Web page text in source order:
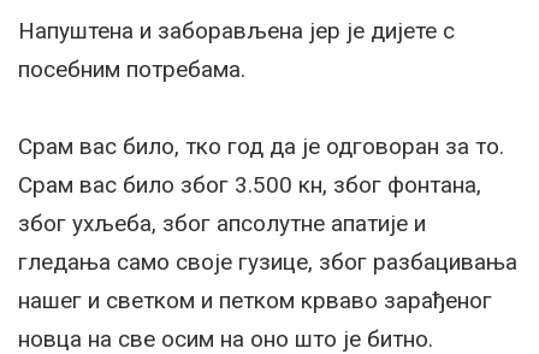
Напуштена и заборављена јер је дијете с
посебним потребама.
Срам вас било, тко год да је одговоран за то.
Срам вас било због 3.500 кн, због фонтана,
због ухљеба, због апсолутне апатије и
гледања само своје гузице, због разбацивања
нашег и светком и петком крваво зарађеног
новца на све осим на оно што је битно.